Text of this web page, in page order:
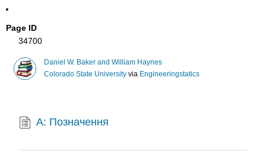
Page ID
34700
Daniel W. Baker and William Haynes
Colorado State Universityvia Engineeringstatics
A: Позначення